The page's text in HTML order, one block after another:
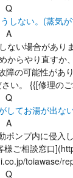
Q
しない。(蒸気
A
い場合があ
らやり直す
の可能性が
い。 {{[修理の
Q
てお湯が出ない
A
ンプ内に侵
ご相談窓口
toiawase/
Q